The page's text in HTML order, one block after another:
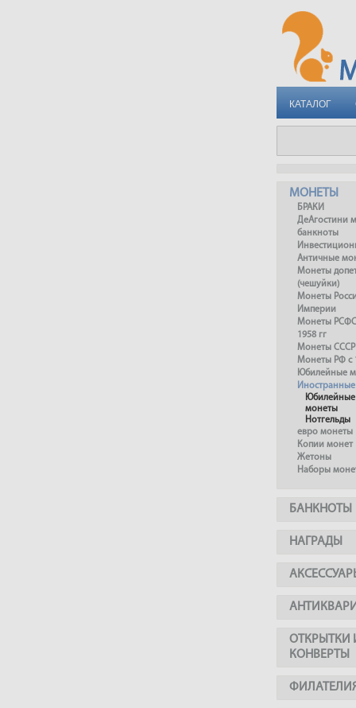
КАТАЛОГ
МОНЕТЫ
БРАКИ
ДеАгостини
банкноты
Античные
Монеты
(чешуйки)
Монеты
Империи
Монеты
1958 гг
Монеты СССР
Монеты РФ с
Юбилейные
Юбилейные
монеты
Нотгельды
евро монеты
Копии монет
Жетоны
Наборы
БАНКНОТЫ
НАГРАДЫ
ОТКРЫТКИ
КОНВЕРТЫ